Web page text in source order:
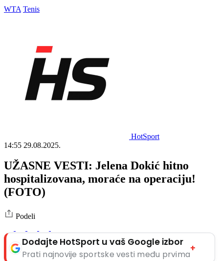
WTA Tenis
HotSport
14:55 29.08.2025.
UŽASNE VESTI: Jelena Dokić hitno
hospitalizovana, moraće na operaciju!
(FOTO)
Podeli
Dodajte HotSport u vaš Google izbor
Prati najnovije sportske vesti među prvima
+